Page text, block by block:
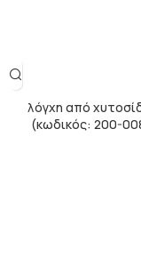
λόγχη από
(κωδικός: 200-